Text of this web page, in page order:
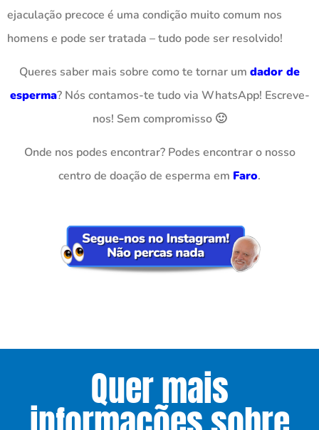
ejaculação precoce é uma condição muito comum nos
homens e pode ser tratada – tudo pode ser resolvido!
Queres saber mais sobre como te tornar um dador de
esperma? Nós contamos-te tudo via WhatsApp! Escreve-
nos! Sem compromisso 🙂
Onde nos podes encontrar? Podes encontrar o nosso
centro de doação de esperma em Faro.
Quer mais